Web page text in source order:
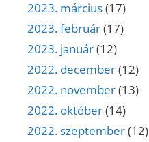
2023. március(17)
2023. február(17)
2023. január(12)
2022. december(12)
2022. november(13)
2022. október(14)
2022. szeptember(12)